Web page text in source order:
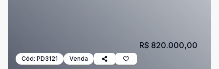
Cód: PD3121 Venda
R$ 820.000,00